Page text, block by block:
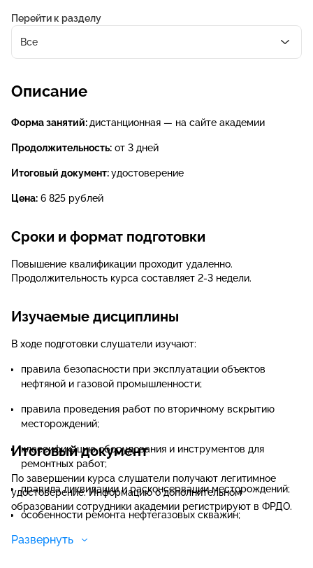
Перейти к разделу
Все
Описание
Форма занятий:дистанционная — на сайте академии
Продолжительность: от 3 дней
Итоговый документ:удостоверение
Цена: 6 825 рублей
Сроки и формат подготовки
Повышение квалификации проходит удаленно.
Продолжительность курса составляет 2-3 недели.
Изучаемые дисциплины
В ходе подготовки слушатели изучают:
правила безопасности при эксплуатации объектов
нефтяной и газовой промышленности;
правила проведения работ по вторичному вскрытию
месторождений;
классификацию оборудования и инструментов для
ремонтных работ;
правила ликвидации и расконсервации месторождений;
особенности ремонта нефтегазовых скважин;
показатели эффективности ремонта;
Итоговый документ
По завершении курса слушатели получают легитимное
удостоверение. Информацию о дополнительном
образовании сотрудники академии регистрируют в ФРДО.
Развернуть